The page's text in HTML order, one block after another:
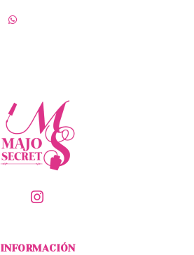
INFORMACIÓN